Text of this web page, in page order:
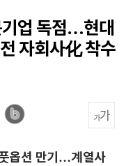
업 독점…현대
자회사化 착수
옵션 만기…계열사